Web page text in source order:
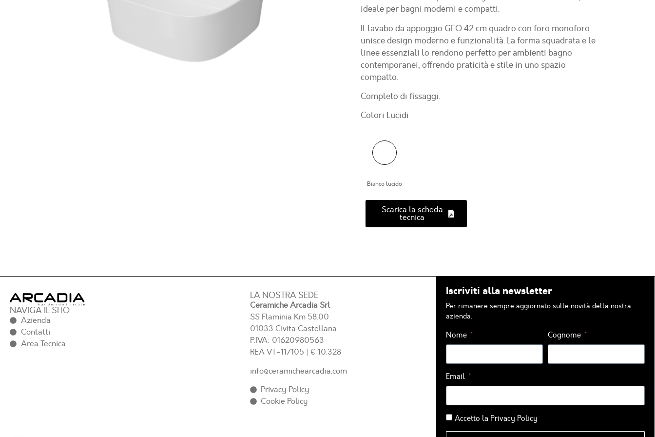
ideale per bagni moderni e compatti.
Il lavabo da appoggio GEO 42 cm quadro con foro monoforo
unisce design moderno e funzionalità. La forma squadrata e le
linee essenziali lo rendono perfetto per ambienti bagno
contemporanei, offrendo praticità e stile in uno spazio
compatto.
Completo di fissaggi.
Colori Lucidi
Bianco lucido
Scarica la scheda
tecnica
NAVIGA IL SITO
Azienda
Contatti
Area Tecnica
LA NOSTRA SEDE
Ceramiche Arcadia Srl
SS Flaminia Km 58.00
01033 Civita Castellana
P.IVA: 01620980563
REAVT-117105 | € 10.328
info@ceramichearcadia.com
Privacy Policy
Cookie Policy
Iscriviti alla newsletter
Per rimanere sempre aggiornato sulle novità della nostra
azienda.
Nome Cognome
Email
Accetto la Privacy Policy